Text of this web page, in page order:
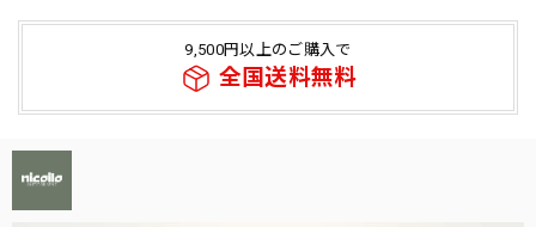
9,500円以上のご購入で
全国送料無料